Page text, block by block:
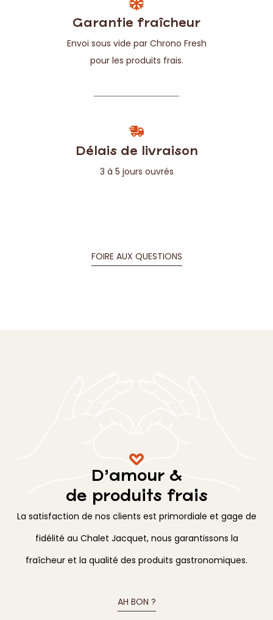
Garantie fraîcheur
Envoi sous vide par Chrono Fresh
pour les produits frais.
Délais de livraison
3 à 5 jours ouvrés
FOIRE AUX QUESTIONS
D’amour &
de produits frais
La satisfaction de nos clients est primordiale et gage de
fidélité au Chalet Jacquet, nous garantissons la
fraîcheur et la qualité des produits gastronomiques.
AH BON ?